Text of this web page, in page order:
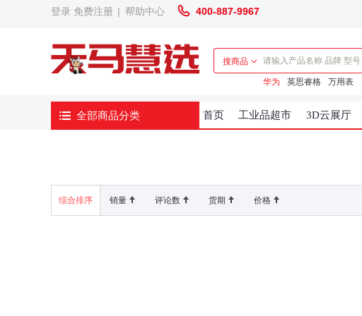
登录 免费注册 | 帮助中心 400-887-9967
搜商品
华为 英思睿格 万用表
全部商品分类 首页 工业品超市 3D云展厅
综合排序 销量 评论数 货期 价格